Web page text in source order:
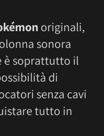
originali,
sonora
è soprattutto il
di
senza cavi
tutto in